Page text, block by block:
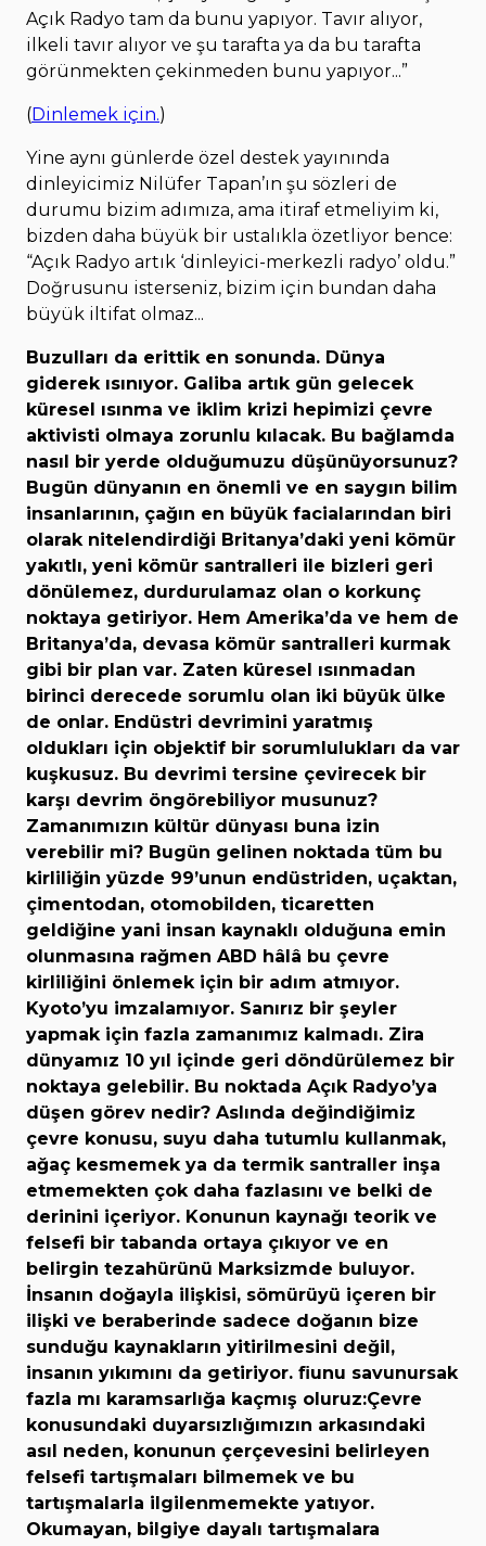
Açık Radyo tam da bunu yapıyor. Tavır alıyor,
ilkeli tavır alıyor ve şu tarafta ya da bu tarafta
görünmekten çekinmeden bunu yapıyor...”
(Dinlemek için.)
Yine aynı günlerde özel destek yayınında
dinleyicimiz Nilüfer Tapan’ın şu sözleri de
durumu bizim adımıza, ama itiraf etmeliyim ki,
bizden daha büyük bir ustalıkla özetliyor bence:
“Açık Radyo artık ‘dinleyici-merkezli radyo’ oldu.”
Doğrusunu isterseniz, bizim için bundan daha
büyük iltifat olmaz...
Buzulları da erittik en sonunda. Dünya
giderek ısınıyor. Galiba artık gün gelecek
küresel ısınma ve iklim krizi hepimizi çevre
aktivisti olmaya zorunlu kılacak. Bu bağlamda
nasıl bir yerde olduğumuzu düşünüyorsunuz?
Bugün dünyanın en önemli ve en saygın bilim
insanlarının, çağın en büyük facialarından biri
olarak nitelendirdiği Britanya’daki yeni kömür
yakıtlı, yeni kömür santralleri ile bizleri geri
dönülemez, durdurulamaz olan o korkunç
noktaya getiriyor. Hem Amerika’da ve hem de
Britanya’da, devasa kömür santralleri kurmak
gibi bir plan var. Zaten küresel ısınmadan
birinci derecede sorumlu olan iki büyük ülke
de onlar. Endüstri devrimini yaratmış
oldukları için objektif bir sorumlulukları da var
kuşkusuz. Bu devrimi tersine çevirecek bir
karşı devrim öngörebiliyor musunuz?
Zamanımızın kültür dünyası buna izin
verebilir mi? Bugün gelinen noktada tüm bu
kirliliğin yüzde 99’unun endüstriden, uçaktan,
çimentodan, otomobilden, ticaretten
geldiğine yani insan kaynaklı olduğuna emin
olunmasına rağmen ABD hâlâ bu çevre
kirliliğini önlemek için bir adım atmıyor.
Kyoto’yu imzalamıyor. Sanırız bir şeyler
yapmak için fazla zamanımız kalmadı. Zira
dünyamız 10 yıl içinde geri döndürülemez bir
noktaya gelebilir. Bu noktada Açık Radyo’ya
düşen görev nedir? Aslında değindiğimiz
çevre konusu, suyu daha tutumlu kullanmak,
ağaç kesmemek ya da termik santraller inşa
etmemekten çok daha fazlasını ve belki de
derinini içeriyor. Konunun kaynağı teorik ve
felsefi bir tabanda ortaya çıkıyor ve en
belirgin tezahürünü Marksizmde buluyor.
İnsanın doğayla ilişkisi, sömürüyü içeren bir
ilişki ve beraberinde sadece doğanın bize
sunduğu kaynakların yitirilmesini değil,
insanın yıkımını da getiriyor. ﬁunu savunursak
fazla mı karamsarlığa kaçmış oluruz:Çevre
konusundaki duyarsızlığımızın arkasındaki
asıl neden, konunun çerçevesini belirleyen
felsefi tartışmaları bilmemek ve bu
tartışmalarla ilgilenmemekte yatıyor.
Okumayan, bilgiye dayalı tartışmalara